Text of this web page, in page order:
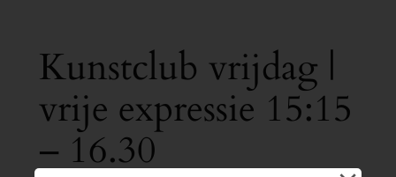
Kunstclub vrijdag |
vrije expressie 15:15
– 16.30